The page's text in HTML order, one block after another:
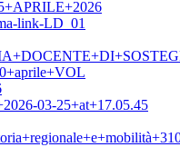
link-LD_01
03-25+at+17.05.45